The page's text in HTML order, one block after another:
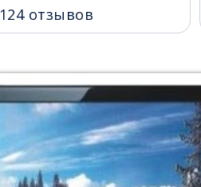
124отзывов